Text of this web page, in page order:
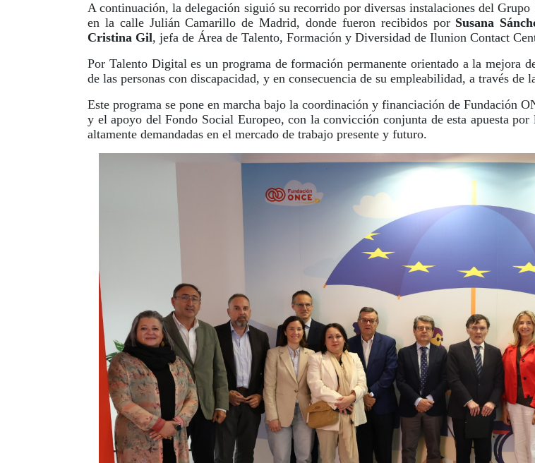
A continuación, la delegación siguió su recorrido por diversas instalaciones del
en la calle Julián Camarillo de Madrid, donde fueron recibidos por Susana
Cristina Gil, jefa de Área de Talento, Formación y Diversidad de Ilunion Contact
Por Talento Digital es un programa de formación permanente orientado a la mejora
de las personas con discapacidad, y en consecuencia de su empleabilidad, a través de
Este programa se pone en marcha bajo la coordinación y financiación de Fundación
y el apoyo del Fondo Social Europeo, con la convicción conjunta de esta apuesta
altamente demandadas en el mercado de trabajo presente y futuro.